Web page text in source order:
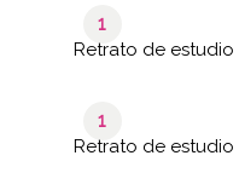
1
Retrato de
1
Retrato de